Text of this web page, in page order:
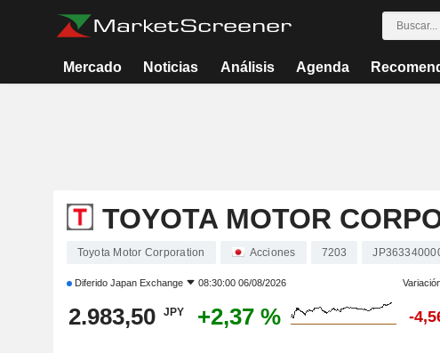
Mercado Noticias Análisis Agenda
TOYOTA MOTOR
Toyota Motor Corporation Acciones 7203
Diferido Japan Exchange 08:30:00 06/08/2026
2.983,50 JPY +2,37 % -